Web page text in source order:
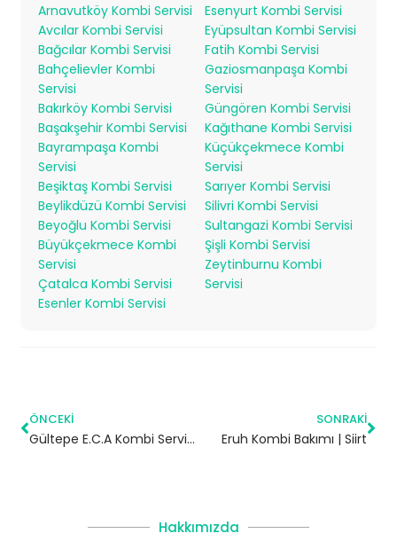
Arnavutköy Kombi Servisi
Avcılar Kombi Servisi
Bağcılar Kombi Servisi
Bahçelievler Kombi
Servisi
Bakırköy Kombi Servisi
Başakşehir Kombi Servisi
Bayrampaşa Kombi
Servisi
Beşiktaş Kombi Servisi
Beylikdüzü Kombi Servisi
Beyoğlu Kombi Servisi
Büyükçekmece Kombi
Servisi
Çatalca Kombi Servisi
Esenler Kombi Servisi
Esenyurt Kombi Servisi
Eyüpsultan Kombi Servisi
Fatih Kombi Servisi
Gaziosmanpaşa Kombi
Servisi
Güngören Kombi Servisi
Kağıthane Kombi Servisi
Küçükçekmece Kombi
Servisi
Sarıyer Kombi Servisi
Silivri Kombi Servisi
Sultangazi Kombi Servisi
Şişli Kombi Servisi
Zeytinburnu Kombi
Servisi
ÖNCEKI
Gültepe E.C.A Kombi Servisi – Kâğıthane Yetkili Servis
SONRAKI
Eruh Kombi Bakımı | Siirt
Hakkımızda